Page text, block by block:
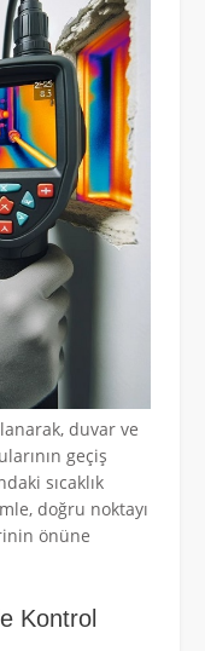
duvar ve
geçiş
sıcaklık
doğru noktayı
önüne
Kontrol